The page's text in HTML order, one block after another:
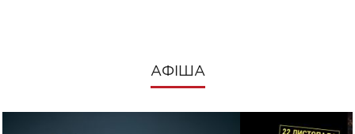
АФІША